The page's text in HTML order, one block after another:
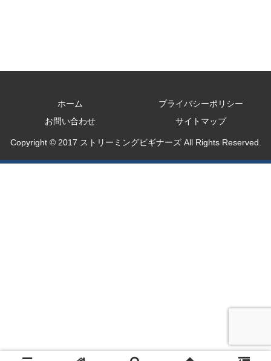
ホーム
プライバシーポリシー
お問い合わせ
サイトマップ
Copyright © 2017 ストリーミングビギナーズ All Rights Reserved.